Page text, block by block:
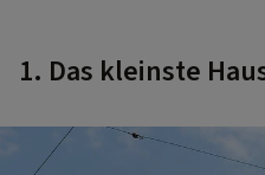
1. Das kleinste